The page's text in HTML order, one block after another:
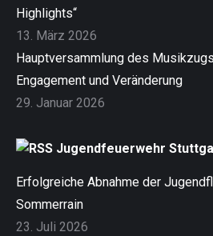
Highlights“
13. März 2026
Hauptversammlung des
Engagement und Veränderung
29. Januar 2026
Jugendfeuerwehr
Erfolgreiche Abnahme der
Sommerrain
23. Juli 2026